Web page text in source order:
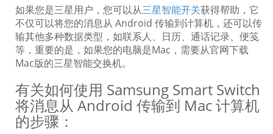
如果您是三星用户，您可以从三星智能开关获得帮助，它
不仅可以将您的消息从 Android 传输到计算机，还可以传
输其他多种数据类型，如联系人、日历、通话记录、便笺
等，重要的是，如果您的电脑是Mac，需要从官网下载
Mac版的三星智能交换机。
有关如何使用 Samsung Smart Switch
将消息从 Android 传输到 Mac 计算机
的步骤：